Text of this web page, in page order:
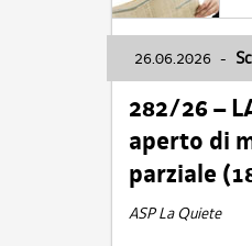
26.06.2026 -
282/26 –
aperto di
parziale
ASP La Quiete